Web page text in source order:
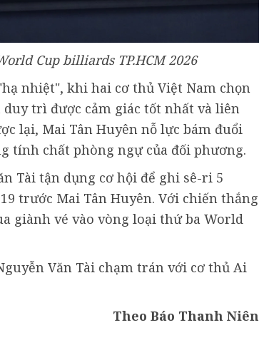
Cup billiards TP.HCM 2026
nhiệt", khi hai cơ thủ Việt Nam chọn
trì được cảm giác tốt nhất và liên
lại, Mai Tân Huyên nỗ lực bám đuổi
tính chất phòng ngự của đối phương.
Tài tận dụng cơ hội để ghi sê-ri 5
trước Mai Tân Huyên. Với chiến thắng
giành vé vào vòng loại thứ ba World
Văn Tài chạm trán với cơ thủ Ai
Theo Báo Thanh Niên